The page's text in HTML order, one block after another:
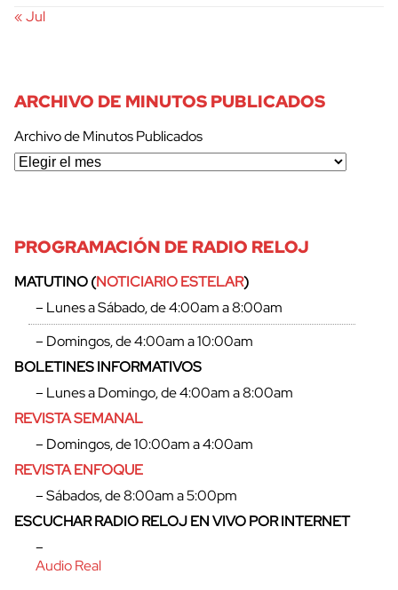
« Jul
ARCHIVO DE MINUTOS PUBLICADOS
Archivo de Minutos Publicados
PROGRAMACIÓN DE RADIO RELOJ
MATUTINO (NOTICIARIO ESTELAR)
– Lunes a Sábado, de 4:00am a 8:00am
– Domingos, de 4:00am a 10:00am
BOLETINES INFORMATIVOS
– Lunes a Domingo, de 4:00am a 8:00am
REVISTA SEMANAL
– Domingos, de 10:00am a 4:00am
REVISTA ENFOQUE
– Sábados, de 8:00am a 5:00pm
ESCUCHAR RADIO RELOJ EN VIVO POR INTERNET
–
Audio Real